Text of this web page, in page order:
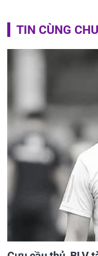
TIN CÙNG